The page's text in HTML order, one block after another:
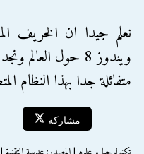
نعلم جيدا ان الخريف
ويندوز 8 حول
متفائلة جدا بهذا النظام
مشاركة